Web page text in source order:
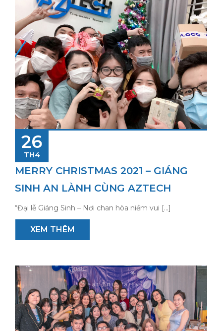
26
TH4
MERRY CHRISTMAS 2021 – GIÁNG
SINH AN LÀNH CÙNG AZTECH
“Đại lễ Giáng Sinh – Nơi chan hòa niềm vui […]
XEM THÊM